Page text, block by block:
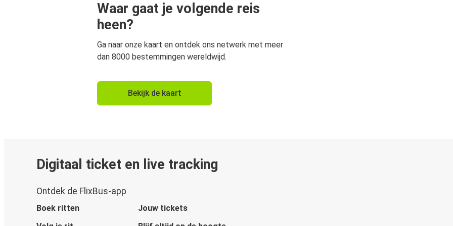
Waar gaat je volgende reis
heen?
Ga naar onze kaart en ontdek ons netwerk met meer
dan 8000 bestemmingen wereldwijd.
Bekijk de kaart
Digitaal ticket en live tracking
Ontdek de FlixBus-app
Boek ritten
Jouw tickets